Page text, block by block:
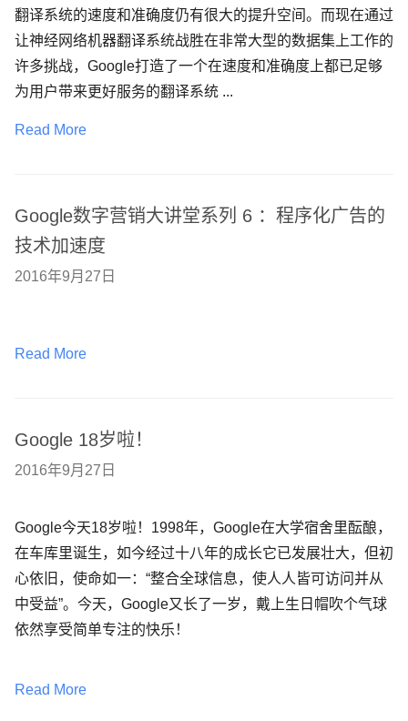
翻译系统的速度和准确度仍有很大的提升空间。而现在通过
让神经网络机器翻译系统战胜在非常大型的数据集上工作的
许多挑战，Google打造了一个在速度和准确度上都已足够
为用户带来更好服务的翻译系统 ...
Read More
Google数字营销大讲堂系列 6 ：程序化广告的
技术加速度
2016年9月27日
Read More
Google 18岁啦！
2016年9月27日
Google今天18岁啦！1998年，Google在大学宿舍里酝酿，
在车库里诞生，如今经过十八年的成长它已发展壮大，但初
心依旧，使命如一：“整合全球信息，使人人皆可访问并从
中受益”。今天，Google又长了一岁，戴上生日帽吹个气球
依然享受简单专注的快乐！
Read More